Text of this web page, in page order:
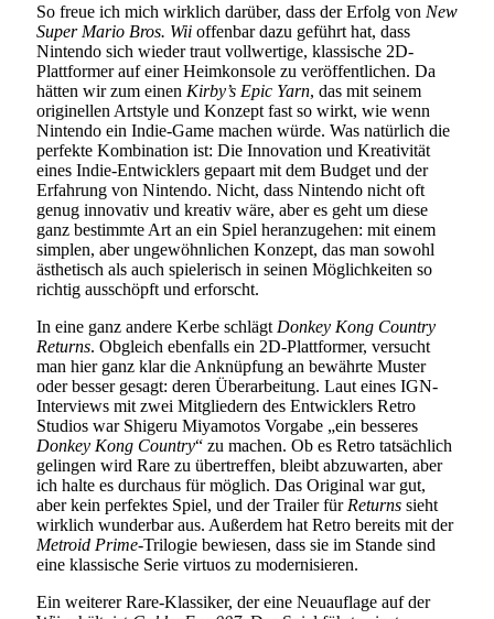
So freue ich mich wirklich darüber, dass der Erfolg von New
Super Mario Bros. Wii offenbar dazu geführt hat, dass
Nintendo sich wieder traut vollwertige, klassische 2D-
Plattformer auf einer Heimkonsole zu veröffentlichen. Da
hätten wir zum einen Kirby’s Epic Yarn, das mit seinem
originellen Artstyle und Konzept fast so wirkt, wie wenn
Nintendo ein Indie-Game machen würde. Was natürlich die
perfekte Kombination ist: Die Innovation und Kreativität
eines Indie-Entwicklers gepaart mit dem Budget und der
Erfahrung von Nintendo. Nicht, dass Nintendo nicht oft
genug innovativ und kreativ wäre, aber es geht um diese
ganz bestimmte Art an ein Spiel heranzugehen: mit einem
simplen, aber ungewöhnlichen Konzept, das man sowohl
ästhetisch als auch spielerisch in seinen Möglichkeiten so
richtig ausschöpft und erforscht.
In eine ganz andere Kerbe schlägt Donkey Kong Country
Returns. Obgleich ebenfalls ein 2D-Plattformer, versucht
man hier ganz klar die Anknüpfung an bewährte Muster
oder besser gesagt: deren Überarbeitung. Laut eines IGN-
Interviews mit zwei Mitgliedern des Entwicklers Retro
Studios war Shigeru Miyamotos Vorgabe „ein besseres
Donkey Kong Country“ zu machen. Ob es Retro tatsächlich
gelingen wird Rare zu übertreffen, bleibt abzuwarten, aber
ich halte es durchaus für möglich. Das Original war gut,
aber kein perfektes Spiel, und der Trailer für Returns sieht
wirklich wunderbar aus. Außerdem hat Retro bereits mit der
Metroid Prime-Trilogie bewiesen, dass sie im Stande sind
eine klassische Serie virtuos zu modernisieren.
Ein weiterer Rare-Klassiker, der eine Neuauflage auf der